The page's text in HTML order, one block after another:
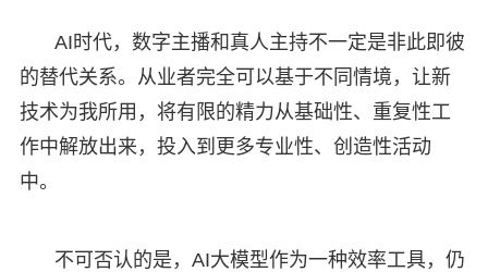
AI时代，数字主播和真人主持不一定是非此即彼
的替代关系。从业者完全可以基于不同情境，让新
技术为我所用，将有限的精力从基础性、重复性工
作中解放出来，投入到更多专业性、创造性活动
中。
不可否认的是，AI大模型作为一种效率工具，仍